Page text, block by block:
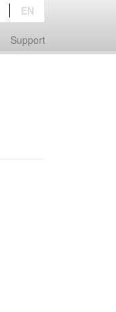
Support
EN